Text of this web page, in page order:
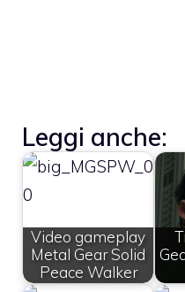
Leggi anche:
Video gameplay
Metal Gear Solid
Peace Walker